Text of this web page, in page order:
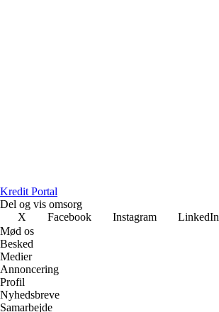
Kredit Portal
Del og vis omsorg
X
Facebook Instagram LinkedIn
Mød os
Besked
Medier
Annoncering
Profil
Nyhedsbreve
Samarbejde